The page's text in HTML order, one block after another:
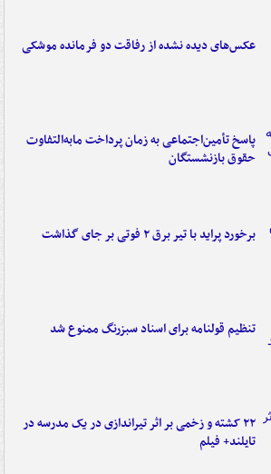
عکس‌های دیده نشده از رفاقت دو فرمانده‌ موشکی
پاسخ تأمین‌اجتماعی به زمان پرداخت مابه‌التفاوت
حقوق بازنشستگان
برخورد پراید با تیر برق ۲ فوتی بر جای گذاشت
تنظیم قولنامه برای اسناد سبزرنگ ممنوع شد
۲۲ کشته و زخمی بر اثر تیراندازی در یک مدرسه در
تایلند+ فیلم